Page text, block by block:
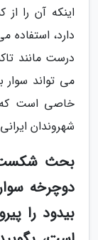
اینکه آن را
دارد، استفاده
درست مانند
می تواند
شهروندان
بحث شکست
دوچرخه
بیدود را